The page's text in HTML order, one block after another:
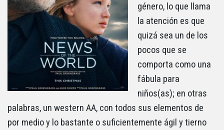
género, lo que llama
la atención es que
quizá sea un de los
pocos que se
comporta como una
fábula para
niños(as); en otras
palabras, un western AA, con todos sus elementos de
por medio y lo bastante o suficientemente ágil y tierno